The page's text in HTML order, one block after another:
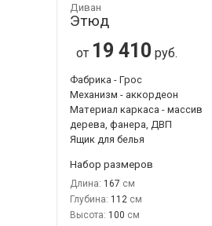
Диван
Этюд
от 19 410 руб.
Фабрика - Грос
Механизм - аккордеон
Материал каркаса - массив
дерева, фанера, ДВП
Ящик для белья
Набор размеров
Длина: 167
Глубина: 112
Высота: 100